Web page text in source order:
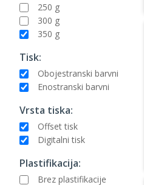
250 g
300 g
350 g
Tisk:
Obojestranski barvni
Enostranski barvni
Vrsta tiska:
Offset tisk
Digitalni tisk
Plastifikacija:
Brez plastifikacije